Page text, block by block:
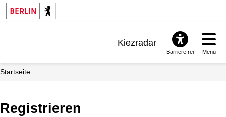
Kiezradar
Barrierefrei Menü
Startseite
Registrieren